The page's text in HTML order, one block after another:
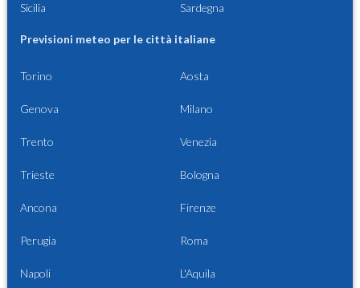
Sicilia Sardegna
Previsioni meteo per le città italiane
Torino Aosta
Genova Milano
Trento Venezia
Trieste Bologna
Ancona Firenze
Perugia Roma
Napoli L'Aquila